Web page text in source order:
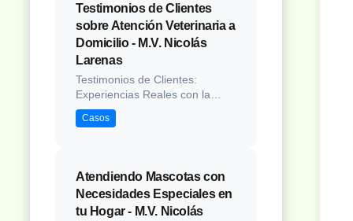
bienestar general del animal.
Según estudios veterinarios,
más del 80% de los perros y el
70% de lo...
Testimonios de Clientes
sobre Atención Veterinaria a
Domicilio - M.V. Nicolás
Larenas
Testimonios de Clientes:
Experiencias Reales con la
Atención a Domicilio
Introducción No hay mejor
las experiencias de quienes ya
lo han utilizado. La atención
veterinaria a domicilio ha
transformado la manera en que
Casos
Atendiendo Mascotas con
Necesidades Especiales en
tu Hogar - M.V. Nicolás